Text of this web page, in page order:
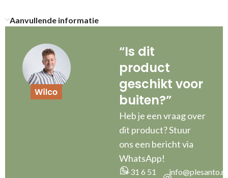
Aanvullende informatie
“Is dit
product
geschikt voor
buiten?”
Heb je een vraag over
dit product? Stuur
ons een bericht via
WhatsApp!
+31 6 51 info@plesanto.nl